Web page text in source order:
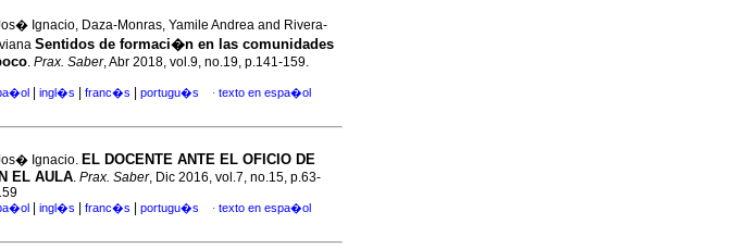
Ignacio, Daza-Monras, Yamile Andrea and Rivera-
Sentidos de formaci�n en las comunidades
. Prax. Saber, Abr 2018, vol.9, no.19, p.141-159.
ingl�s franc�s portugu�s · texto en espa�ol
Ignacio. EL DOCENTE ANTE EL OFICIO DE
EL AULA. Prax. Saber, Dic 2016, vol.7, no.15, p.63-
ingl�s franc�s portugu�s · texto en espa�ol